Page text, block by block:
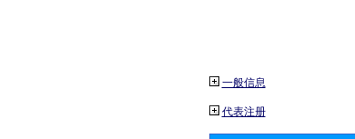
一般信息
代表注册